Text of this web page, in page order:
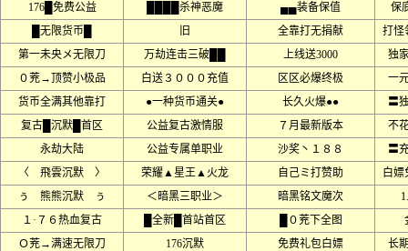
176█免费公益
████杀神恶魔 ▄▄装备保值
保
█无限货币█
旧 全靠打无捐献
打怪
第一未央メ无限刀
万劫连击三破██ 上线送3000
独
０茺→顶赞小极品
白送３０００充值 区区必爆终极
一
货币全满其他靠打
●一种货币通关● 长久火爆●●
〓
复古█沉默█首区
公益复古激情服 ７月最新版本
不
永劫大陆
公益专属单职业 沙奖丶１８８
〓
〈 飛雲沉默 〉
荣耀▲星王▲火龙 自己ミ打赞助
白嫖
ぅ 熊熊沉默 ぅ
＜暗黑三职业＞ 暗黑铭文魔次
１·７６热血复古
█全新█首站首区 █０茺下全图
Ｏ茺→满速无限刀
176沉默 免费礼包白嫖
长